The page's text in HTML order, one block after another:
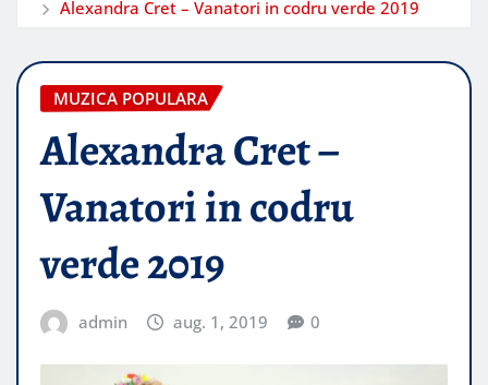
Alexandra Cret – Vanatori in codru verde 2019
MUZICA POPULARA
Alexandra Cret –
Vanatori in codru
verde 2019
admin aug. 1, 2019 0